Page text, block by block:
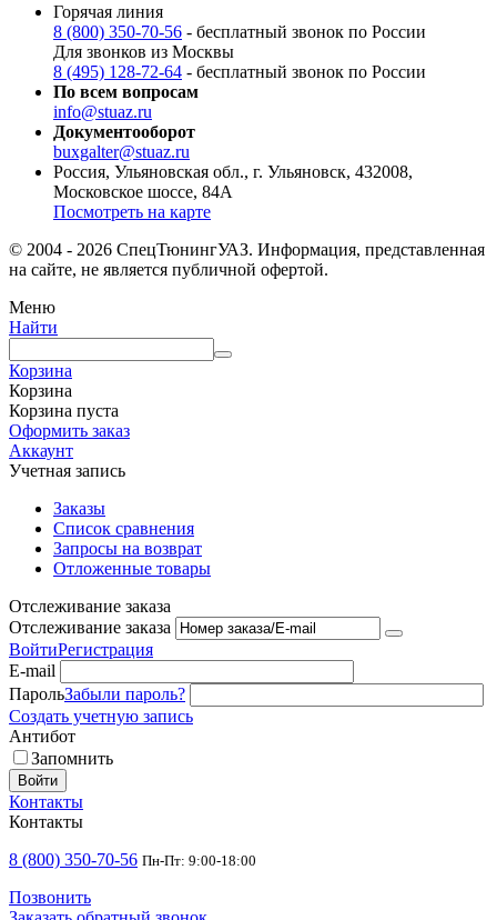
Горячая линия
8 (800) 350-70-56 - бесплатный звонок по России
Для звонков из Москвы
8 (495) 128-72-64 - бесплатный звонок по России
По всем вопросам
info@stuaz.ru
Документооборот
buxgalter@stuaz.ru
Россия, Ульяновская обл., г. Ульяновск, 432008,
Московское шоссе, 84А
Посмотреть на карте
© 2004 - 2026 СпецТюнингУАЗ. Информация, представленная
на сайте, не является публичной офертой.
Меню
Найти
Корзина
Корзина
Корзина пуста
Оформить заказ
Аккаунт
Учетная запись
Заказы
Список сравнения
Запросы на возврат
Отложенные товары
Отслеживание заказа
Отслеживание заказа
ВойтиРегистрация
E-mail
ПарольЗабыли пароль?
Создать учетную запись
Антибот
Запомнить
Войти
Контакты
Контакты
8 (800) 350-70-56 Пн-Пт: 9:00-18:00
Позвонить